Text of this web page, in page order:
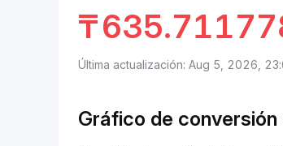
₸
Última actualización: Aug 5, 2026,
Gráfico de conversión